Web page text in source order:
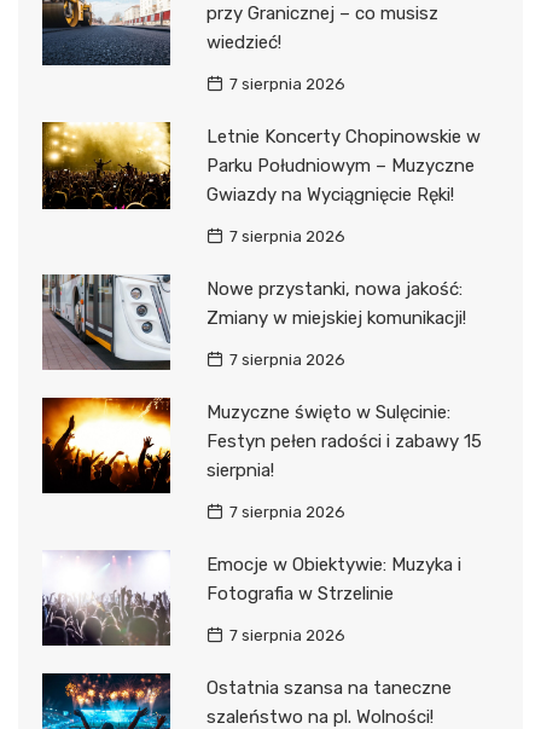
przy Granicznej – co musisz
wiedzieć!
7 sierpnia 2026
Letnie Koncerty Chopinowskie w
Parku Południowym – Muzyczne
Gwiazdy na Wyciągnięcie Ręki!
7 sierpnia 2026
Nowe przystanki, nowa jakość:
Zmiany w miejskiej komunikacji!
7 sierpnia 2026
Muzyczne święto w Sulęcinie:
Festyn pełen radości i zabawy 15
sierpnia!
7 sierpnia 2026
Emocje w Obiektywie: Muzyka i
Fotografia w Strzelinie
7 sierpnia 2026
Ostatnia szansa na taneczne
szaleństwo na pl. Wolności!